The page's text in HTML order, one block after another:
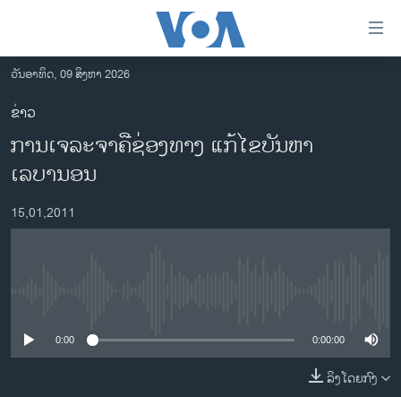
ເຂົ້າ
ຫາ
ຂ້າມ
ຂ້າມ
ຂ້າມ
ໄປ
ຫາ
ຊອກ
ອາເມຣິກາ
ຂ່າວ​ຈີນ
ຊີວິດຊາວລາວ
ວັນອາທິດ, 09 ສິງຫາ 2026
ຂ່າວ
ການເຈລະຈາຄືຊ່ອງທາງ ແກ້ໄຂບັນຫາ
ເລບານອນ
15,01,2011
0:00 0:00:00
ລິງໂດຍກົງ